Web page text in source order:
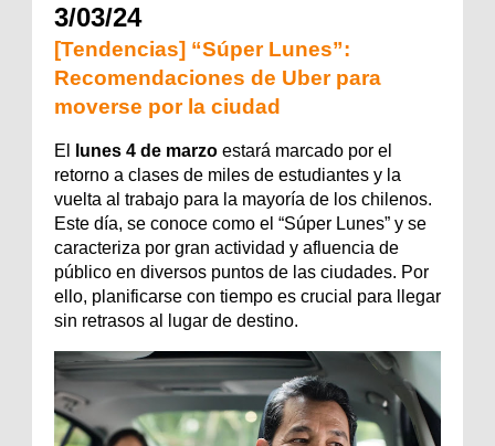
3/03/24
[Tendencias] “Súper Lunes”:
Recomendaciones de Uber para
moverse por la ciudad
El lunes 4 de marzo estará marcado por el
retorno a clases de miles de estudiantes y la
vuelta al trabajo para la mayoría de los chilenos.
Este día, se conoce como el “Súper Lunes” y se
caracteriza por gran actividad y afluencia de
público en diversos puntos de las ciudades. Por
ello, planificarse con tiempo es crucial para llegar
sin retrasos al lugar de destino.